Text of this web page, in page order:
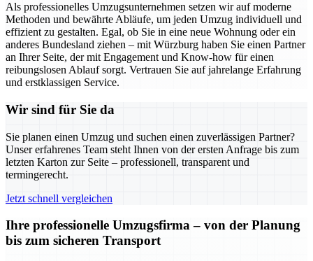
Als professionelles Umzugsunternehmen setzen wir auf moderne
Methoden und bewährte Abläufe, um jeden Umzug individuell und
effizient zu gestalten. Egal, ob Sie in eine neue Wohnung oder ein
anderes Bundesland ziehen – mit Würzburg haben Sie einen Partner
an Ihrer Seite, der mit Engagement und Know-how für einen
reibungslosen Ablauf sorgt. Vertrauen Sie auf jahrelange Erfahrung
und erstklassigen Service.
Wir sind für Sie da
Sie planen einen Umzug und suchen einen zuverlässigen Partner?
Unser erfahrenes Team steht Ihnen von der ersten Anfrage bis zum
letzten Karton zur Seite – professionell, transparent und
termingerecht.
Jetzt schnell vergleichen
Ihre professionelle Umzugsfirma – von der Planung
bis zum sicheren Transport